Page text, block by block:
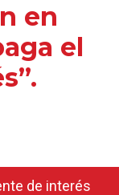
en
el
de interés